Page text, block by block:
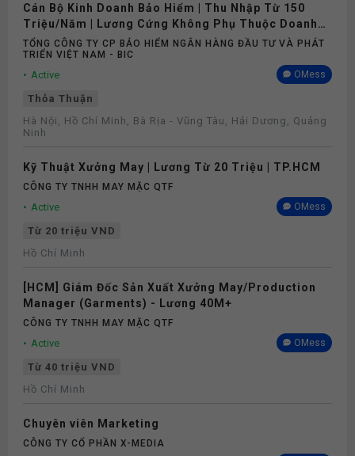
Cán Bộ Kinh Doanh Bảo Hiểm | Thu Nhập Từ 150
Triệu/Năm | Lương Cứng Không Phụ Thuộc Doanh
Số
TỔNG CÔNG TY CP BẢO HIỂM NGÂN HÀNG ĐẦU TƯ VÀ PHÁT
TRIỂN VIỆT NAM - BIC
Active OMess
Thỏa Thuận
Hà Nội, Hồ Chí Minh, Bà Rịa - Vũng Tàu, Hải Dương, Quảng
Ninh
Kỹ Thuật Xưởng May | Lương Từ 20 Triệu | TP.HCM
CÔNG TY TNHH MAY MẶC QTF
Active OMess
Từ 20 triệu VND
Hồ Chí Minh
[HCM] Giám Đốc Sản Xuất Xưởng May/Production
Manager (Garments) - Lương 40M+
CÔNG TY TNHH MAY MẶC QTF
Active OMess
Từ 40 triệu VND
Hồ Chí Minh
Chuyên viên Marketing
CÔNG TY CỔ PHẦN X-MEDIA